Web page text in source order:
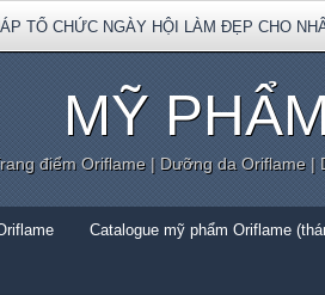
TỔ CHỨC NGÀY HỘI LÀM ĐẸP CHO
MỸ
điểm Oriflame | Dưỡng da Oriflame
Catalogue mỹ phẩm Oriflame